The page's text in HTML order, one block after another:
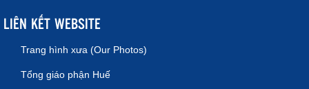
LIÊN KẾT WEBSITE
Trang hình xưa (Our Photos)
Tổng giáo phận Huế